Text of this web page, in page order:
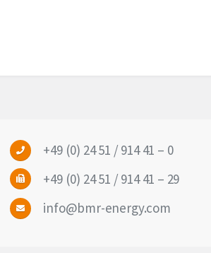
+49 (0) 24 51 / 914 41 – 0
+49 (0) 24 51 / 914 41 – 29
info@bmr-energy.com